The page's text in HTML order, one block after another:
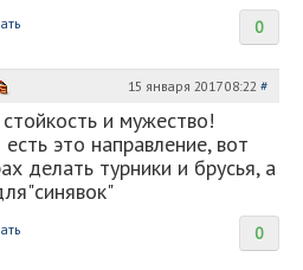
0
15 января 2017 08:22 #
и мужество!
это направление, вот
делать турники и брусья, а
0